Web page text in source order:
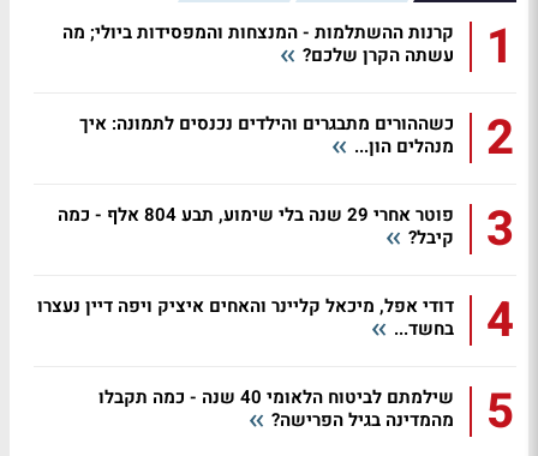
1
קרנות ההשתלמות - המנצחות והמפסידות ביולי; מה
עשתה הקרן שלכם?
2
כשההורים מתבגרים והילדים נכנסים לתמונה: איך
מנהלים הון...
3
פוטר אחרי 29 שנה בלי שימוע, תבע 804 אלף - כמה
קיבל?
4
דודי אפל, מיכאל קליינר והאחים איציק ויפה דיין נעצרו
בחשד...
5
שילמתם לביטוח הלאומי 40 שנה - כמה תקבלו
מהמדינה בגיל הפרישה?